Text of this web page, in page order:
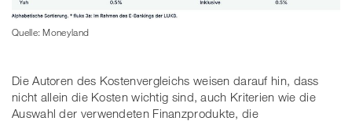
Quelle: Moneyland
Die Autoren des Kostenvergleichs weisen darauf hin, dass
nicht allein die Kosten wichtig sind, auch Kriterien wie die
Auswahl der verwendeten Finanzprodukte, die